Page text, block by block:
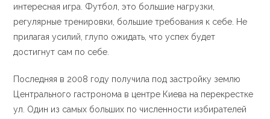
интересная игра. Футбол, это большие нагрузки,
регулярные тренировки, большие требования к себе. Не
прилагая усилий, глупо ожидать, что успех будет
достигнут сам по себе.
Последняя в 2008 году получила под застройку землю
Центрального гастронома в центре Киева на перекрестке
ул. Один из самых больших по численности избирателей